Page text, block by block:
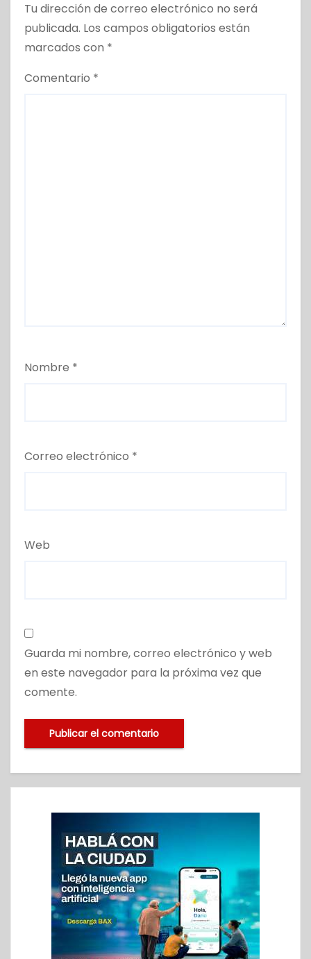
Tu dirección de correo electrónico no será
publicada. Los campos obligatorios están
marcados con *
Comentario *
Nombre *
Correo electrónico *
Web
Guarda mi nombre, correo electrónico y web
en este navegador para la próxima vez que
comente.